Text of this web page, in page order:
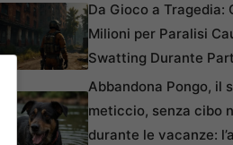
Da Gioco a Tragedia:
Milioni per Paralisi
Swatting Durante
Abbandona Pongo, il
meticcio, senza cibo
durante le vacanze: